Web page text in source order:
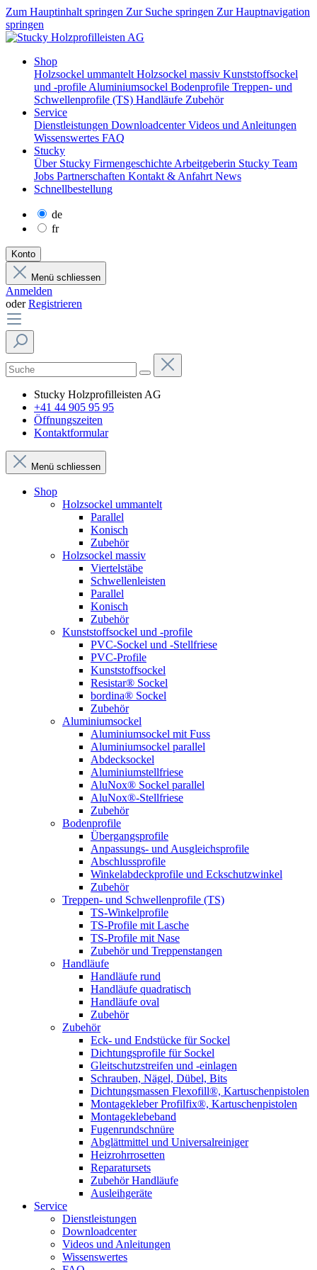
Zum Hauptinhalt springen Zur Suche springen Zur Hauptnavigation
springen
Shop
Holzsockel ummantelt Holzsockel massiv Kunststoffsockel
und -profile Aluminiumsockel Bodenprofile Treppen- und
Schwellenprofile (TS) Handläufe Zubehör
Service
Dienstleistungen Downloadcenter Videos und Anleitungen
Wissenswertes FAQ
Stucky
Über Stucky Firmengeschichte Arbeitgeberin Stucky Team
Jobs Partnerschaften Kontakt & Anfahrt News
Schnellbestellung
de
fr
Konto
Menü schliessen
Anmelden
oderRegistrieren
Stucky Holzprofilleisten AG
+41 44 905 95 95
Öffnungszeiten
Kontaktformular
Menü schliessen
Shop
Holzsockel ummantelt
Parallel
Konisch
Zubehör
Holzsockel massiv
Viertelstäbe
Schwellenleisten
Parallel
Konisch
Zubehör
Kunststoffsockel und -profile
PVC-Sockel und -Stellfriese
PVC-Profile
Kunststoffsockel
Resistar® Sockel
bordina® Sockel
Zubehör
Aluminiumsockel
Aluminiumsockel mit Fuss
Aluminiumsockel parallel
Abdecksockel
Aluminiumstellfriese
AluNox® Sockel parallel
AluNox®-Stellfriese
Zubehör
Bodenprofile
Übergangsprofile
Anpassungs- und Ausgleichsprofile
Abschlussprofile
Winkelabdeckprofile und Eckschutzwinkel
Zubehör
Treppen- und Schwellenprofile (TS)
TS-Winkelprofile
TS-Profile mit Lasche
TS-Profile mit Nase
Zubehör und Treppenstangen
Handläufe
Handläufe rund
Handläufe quadratisch
Handläufe oval
Zubehör
Zubehör
Eck- und Endstücke für Sockel
Dichtungsprofile für Sockel
Gleitschutzstreifen und -einlagen
Schrauben, Nägel, Dübel, Bits
Dichtungsmassen Flexofill®, Kartuschenpistolen
Montagekleber Profilfix®, Kartuschenpistolen
Montageklebeband
Fugenrundschnüre
Abglättmittel und Universalreiniger
Heizrohrrosetten
Reparatursets
Zubehör Handläufe
Ausleihgeräte
Service
Dienstleistungen
Downloadcenter
Videos und Anleitungen
Wissenswertes